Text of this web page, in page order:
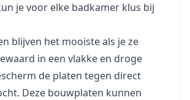
je voor elke badkamer klus bij
blijven het mooiste als je ze
in een vlakke en droge
de platen tegen direct
Deze bouwplaten kunnen